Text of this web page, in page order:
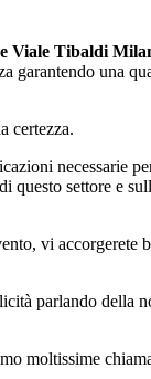
Viale Tibaldi
garantendo una
certezza.
necessarie
questo settore e
vi accorgerete
parlando della
moltissime